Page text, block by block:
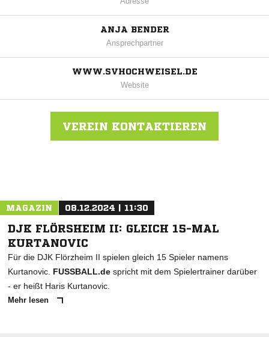
ANJA BENDER
Ansprechpartner
WWW.SVHOCHWEISEL.DE
Website
VEREIN KONTAKTIEREN
MAGAZIN 08.12.2024 | 11:30
DJK FLÖRSHEIM II: GLEICH 15-MAL
KURTANOVIC
Für die DJK Flörzheim II spielen gleich 15 Spieler namens
Kurtanovic. FUSSBALL.de spricht mit dem Spielertrainer darüber
- er heißt Haris Kurtanovic.
Mehr lesen